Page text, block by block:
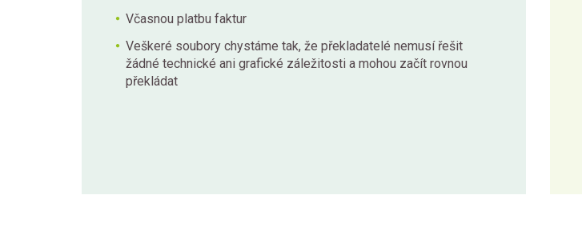
Včasnou platbu faktur
Veškeré soubory chystáme tak, že překladatelé nemusí řešit
žádné technické ani grafické záležitosti a mohou začít rovnou
překládat